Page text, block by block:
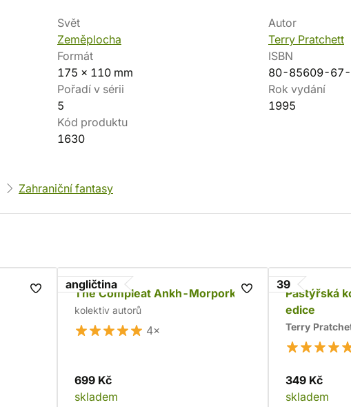
Svět
Zeměplocha
Autor
Terry Pratchett
Formát
175 x 110 mm
ISBN
80-85609-
Pořadí v sérii
5
Rok vydání
1995
Kód produktu
1630
Zahraniční fantasy
angličtina
The Compleat Ankh-Morpork
kolektiv autorů
4×
699 Kč
skladem
39
Pastýřská
edice
Terry
349 Kč
skladem